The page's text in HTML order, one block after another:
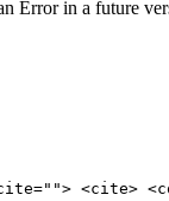
Error in a future
<cite>